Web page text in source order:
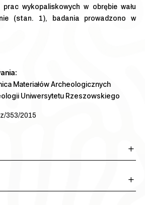
wykopaliskowych w obrębie wału
(stan. 1), badania prowadzono w
Materiałów Archeologicznych
Uniwersytetu Rzeszowskiego
353/2015